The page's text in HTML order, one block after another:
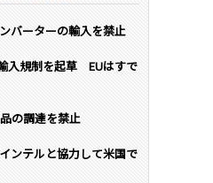
バーターの輸入を禁止
入規制を起草 EUはすで
の調達を禁止
ンテルと協力して米国で